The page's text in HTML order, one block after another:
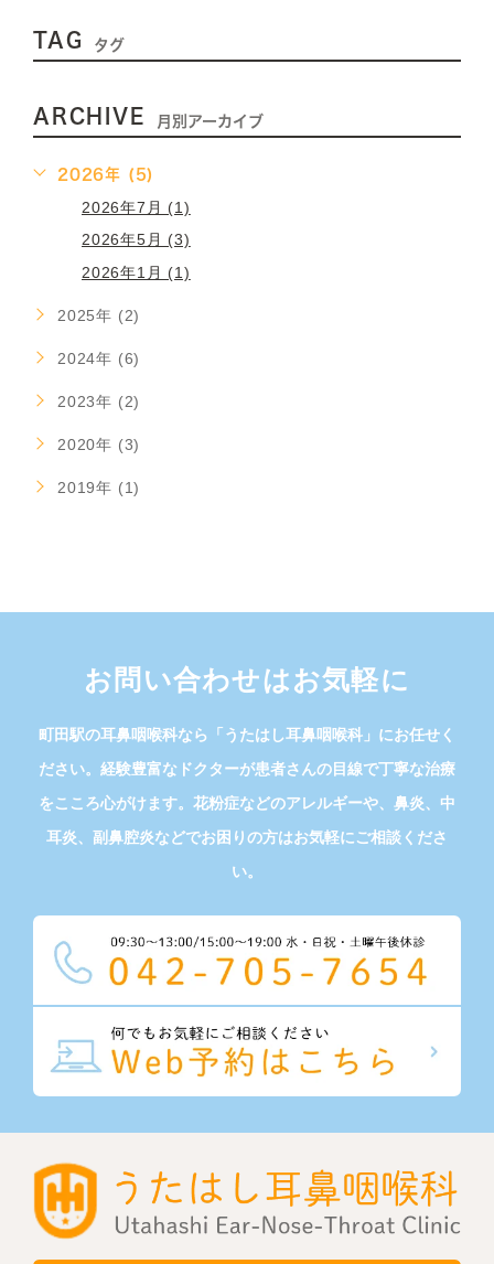
TAG タグ
ARCHIVE 月別アーカイブ
2026年 (5)
2026年7月 (1)
2026年5月 (3)
2026年1月 (1)
2025年 (2)
2024年 (6)
2023年 (2)
2020年 (3)
2019年 (1)
お問い合わせはお気軽に
町田駅の耳鼻咽喉科なら「うたはし耳鼻咽喉科」にお任せく
ださい。経験豊富なドクターが患者さんの目線で丁寧な治療
をこころ心がけます。花粉症などのアレルギーや、鼻炎、中
耳炎、副鼻腔炎などでお困りの方はお気軽にご相談くださ
い。